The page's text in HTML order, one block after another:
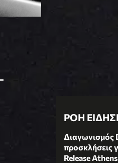
ΡΟΗ
Διαγωνισμός
προσκλήσεις
Release